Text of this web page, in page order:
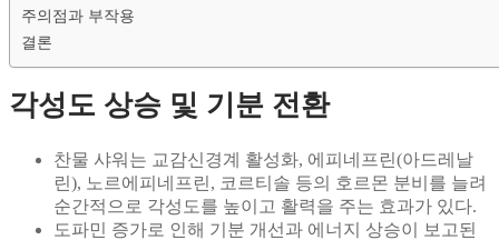
주의점과 부작용
결론
각성도 상승 및 기분 전환
찬물 샤워는 교감신경계 활성화, 에피네프린(아드레날
린), 노르에피네프린, 코르티솔 등의 호르몬 분비를 늘려
순간적으로 각성도를 높이고 활력을 주는 효과가 있다.
도파민 증가로 인해 기분 개선과 에너지 상승이 보고된